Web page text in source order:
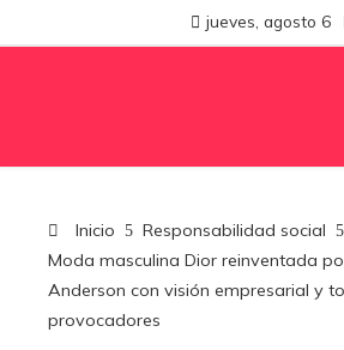
jueves, agosto 6
Inicio
Responsabilidad social
Moda masculina Dior reinventada
Anderson con visión empresarial y
provocadores